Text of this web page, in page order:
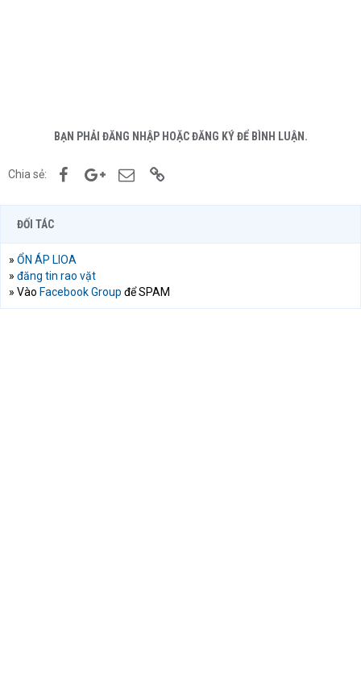
BẠN PHẢI ĐĂNG NHẬP HOẶC ĐĂNG KÝ ĐỂ BÌNH LUẬN.
Chia sẻ: FacebookGoogle+Email
ĐỐI TÁC
» ỔN ÁP LIOA
» đăng tin rao vặt
» Vào Facebook Group để SPAM